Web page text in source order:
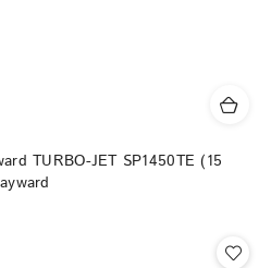
TURBO-JET SP1450TE (15